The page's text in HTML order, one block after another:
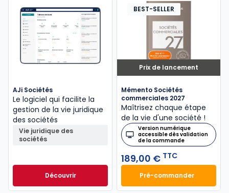
AJi Sociétés
Le logiciel qui facilite la
gestion de la vie juridique
des sociétés
Vie juridique des
sociétés
Découvrir
Prix de lancement
BEST-SELLER
Mémento Sociétés
commerciales 2027
Maîtrisez chaque étape
de la vie d'une société !
Version numérique
accessible dès validation
de la commande
189,00 € TTC
Pré-commander
Mémento